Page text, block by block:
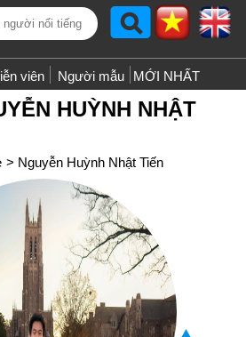
viên Người mẫu MỚI NHẤT
HUỲNH NHẬT
> Nguyễn Huỳnh Nhật Tiến